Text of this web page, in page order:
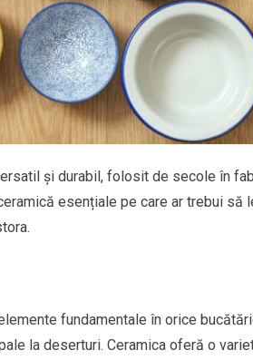
și durabil, folosit de secole în
esențiale pe care ar trebui să
fundamentale în orice
la deserturi. Ceramica oferă o